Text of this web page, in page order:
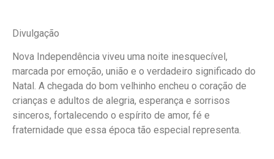
Divulgação
Nova Independência viveu uma noite inesquecível,
marcada por emoção, união e o verdadeiro significado do
Natal. A chegada do bom velhinho encheu o coração de
crianças e adultos de alegria, esperança e sorrisos
sinceros, fortalecendo o espírito de amor, fé e
fraternidade que essa época tão especial representa.